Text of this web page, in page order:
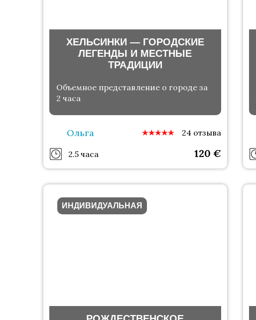
ХЕЛЬСИНКИ — ГОРОДСКИЕ
ЛЕГЕНДЫ И МЕСТНЫЕ
ТРАДИЦИИ
Объемное представление о городе за
2 часа
Ольга 24 отзыва
2.5 часа 120 €
ИНДИВИДУАЛЬНАЯ